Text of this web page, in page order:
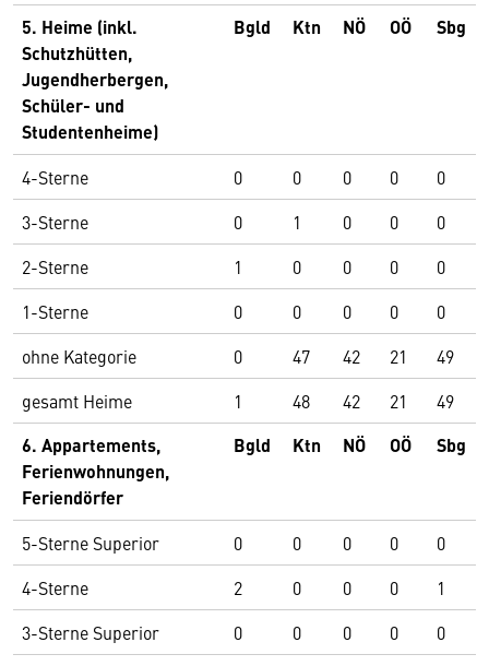
5. Heime (inkl.
Schutzhütten,
Jugendherbergen,
Schüler- und
Studentenheime)
Bgld Ktn NÖ OÖ Sbg
4-Sterne 0 0 0 0 0
3-Sterne
0 1 0 0 0
2-Sterne
1 0 0 0 0
1-Sterne
0 0 0 0 0
ohne Kategorie
0 47 42 21 49
gesamt Heime
1 48 42 21 49
6. Appartements,
Ferienwohnungen,
Feriendörfer
Bgld Ktn NÖ OÖ Sbg
5-Sterne Superior 0 0 0 0 0
4-Sterne
2 0 0 0 1
3-Sterne Superior
0 0 0 0 0